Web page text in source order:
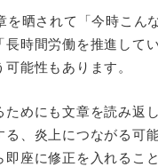
を晒されて「今時こん
長時間労働を推進して
能性もあります。
ためにも文章を読み返
る、炎上につながる可
即座に修正を入れるこ